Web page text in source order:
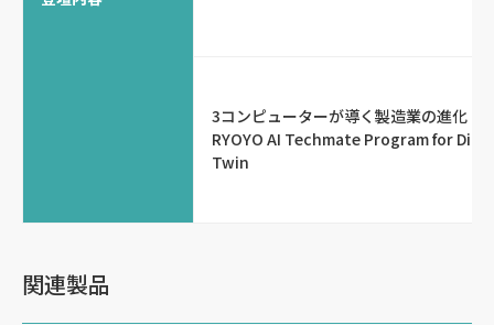
3コンピューターが導く製造業の進化｜
RYOYO AI Techmate Program for
Twin
関連製品